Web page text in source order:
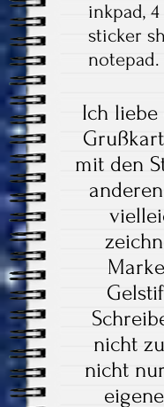
Ich liebe
mit den
nicht
nicht